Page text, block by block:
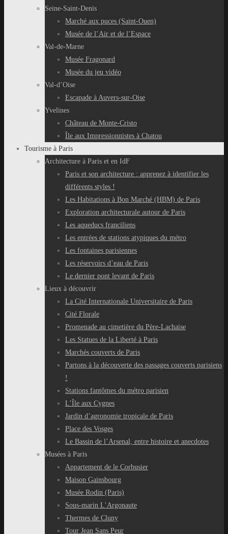
Seine-Saint-Denis
Marché aux puces (Saint-Ouen)
Musée de l’Air et de l’Espace
Val-de-Marne
Musée Fragonard
Musée du jeu vidéo
Val-d’Oise
Escapade à Auvers-sur-Oise
Yvelines
Château de Monte-Cristo
Île aux Impressionnistes à Chatou
Tourisme à Paris
Architecture à Paris et en IdF
Paris et son architecture : apprenez à identifier les
différents styles !
Les Habitations à Bon Marché (HBM) de Paris
Exploration architecturale autour de Paris
Les aqueducs franciliens
Les entrées de stations atypiques du métro
Les fontaines parisiennes
Les réservoirs d’eau de Paris
Le dernier pont levant de Paris
Lieux à découvrir
La Cité Internationale Universitaire de Paris
Cité Florale
Promenade au cimetière du Père-Lachaise
Les Statues de la Liberté à Paris
Marchés couverts de Paris
Partons à la découverte des passages couverts parisiens
!
Stations fantômes du métro parisien
L’Île aux Cygnes
Jardin d’agronomie tropicale de Paris
Place des Vosges
Le Bassin de l’Arsenal, entre histoire et anecdotes
Musées à Paris
Appartement de le Corbusier
Maison Gainsbourg
Musée Rodin (Paris)
Sous-marin L’Argonaute
Thermes de Cluny
Tour Jean Sans Peur